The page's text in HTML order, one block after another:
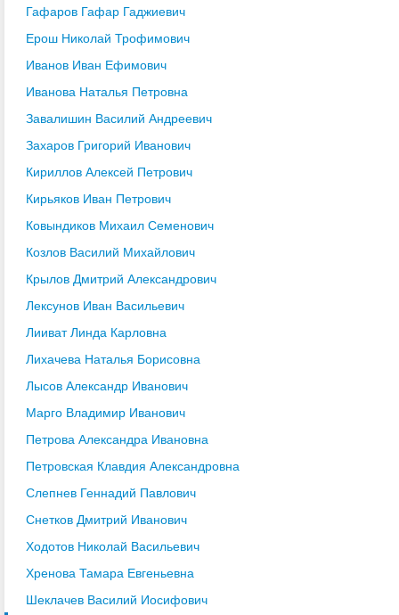
Гафаров Гафар Гаджиевич
Ерош Николай Трофимович
Иванов Иван Ефимович
Иванова Наталья Петровна
Завалишин Василий Андреевич
Захаров Григорий Иванович
Кириллов Алексей Петрович
Кирьяков Иван Петрович
Ковындиков Михаил Семенович
Козлов Василий Михайлович
Крылов Дмитрий Александрович
Лексунов Иван Васильевич
Лииват Линда Карловна
Лихачева Наталья Борисовна
Лысов Александр Иванович
Марго Владимир Иванович
Петрова Александра Ивановна
Петровская Клавдия Александровна
Слепнев Геннадий Павлович
Снетков Дмитрий Иванович
Ходотов Николай Васильевич
Хренова Тамара Евгеньевна
Шеклачев Василий Иосифович